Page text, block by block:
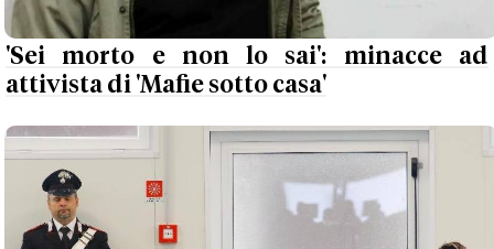
'Sei morto e non lo sai': minacce ad
attivista di 'Mafie sotto casa'